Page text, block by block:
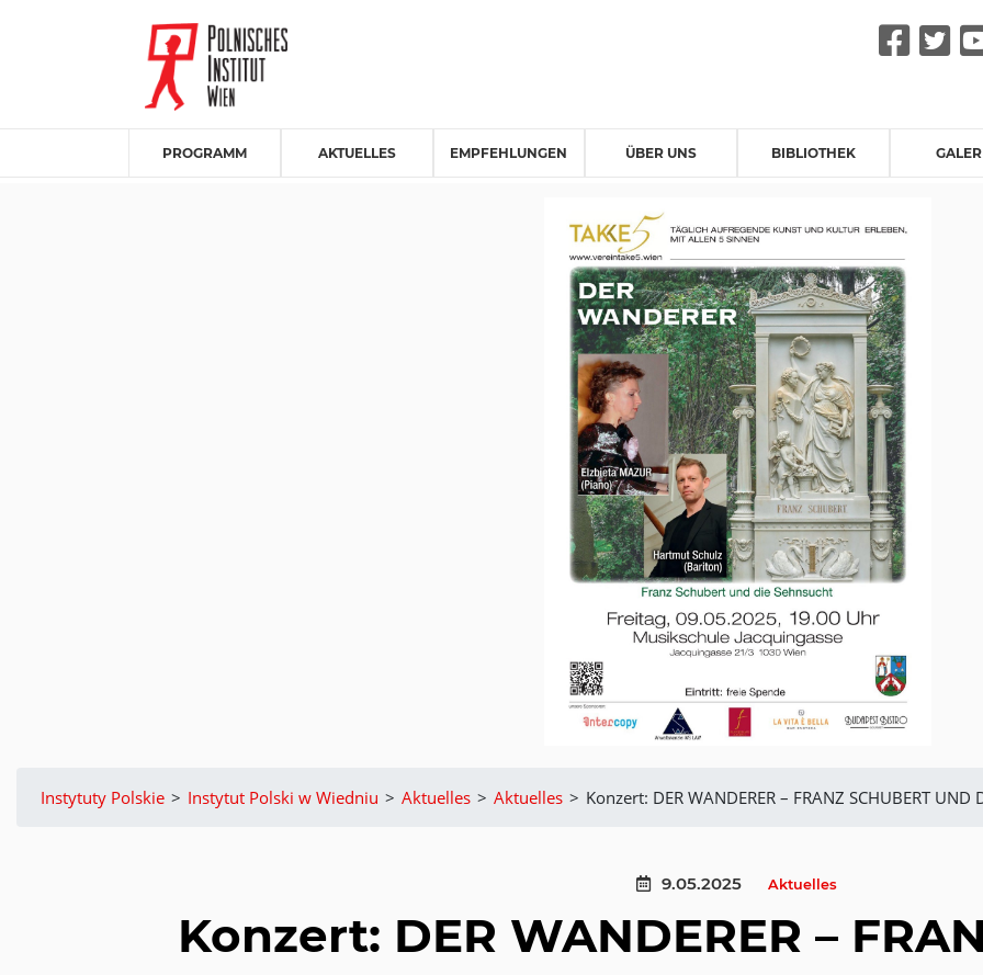
PROGRAMM AKTUELLES EMPFEHLUNGEN ÜBER UNS BIBLIOTHEK
Instytuty Polskie > Instytut Polski w Wiedniu > Aktuelles > Aktuelles > Konzert: DER WANDERER – FRANZ SCHUBERT UND
9.05.2025 Aktuelles
Konzert: DER WANDERER –